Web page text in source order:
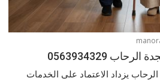
0563934329
يزداد الاعتماد على الخدمات